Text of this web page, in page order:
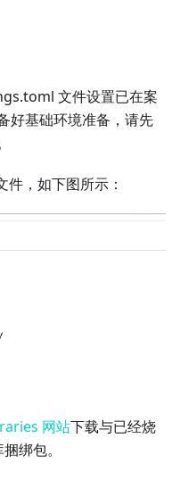
文件设置已在案
好基础环境准备，请先
，如下图所示：
网站下载与已经烧
绑包。